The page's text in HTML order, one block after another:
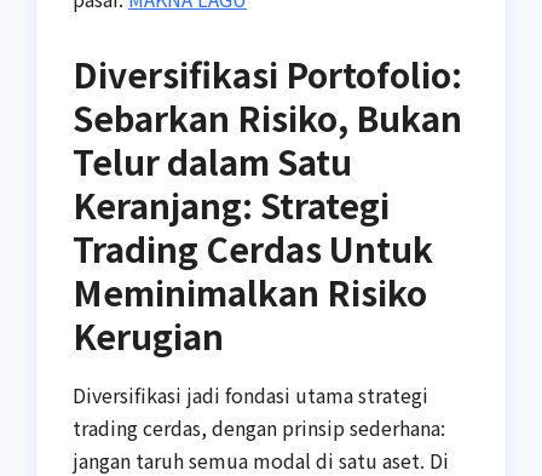
Diversifikasi Portofolio:
Sebarkan Risiko, Bukan
Telur dalam Satu
Keranjang: Strategi
Trading Cerdas Untuk
Meminimalkan Risiko
Kerugian
Diversifikasi jadi fondasi utama strategi
trading cerdas, dengan prinsip sederhana:
jangan taruh semua modal di satu aset. Di